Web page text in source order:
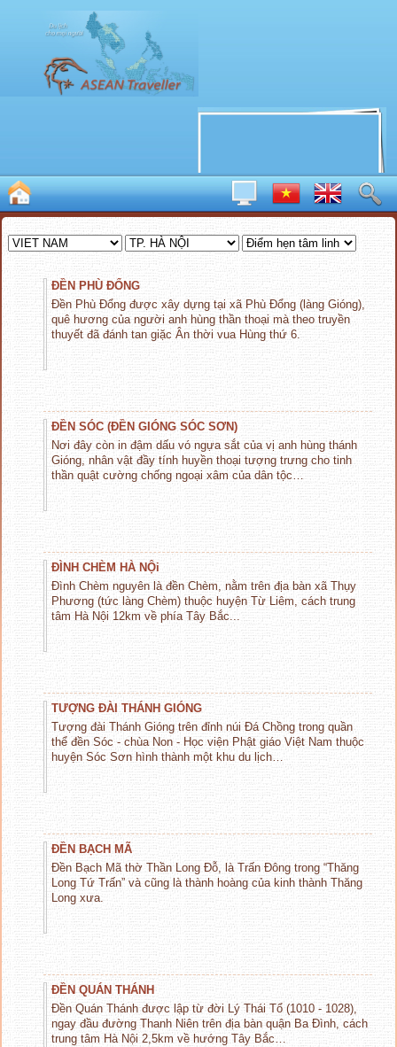
ĐỀN PHÙ ĐỔNG
Đền Phù Đổng được xây dựng tại xã Phù Đổng (làng Gióng),
quê hương của người anh hùng thần thoại mà theo truyền
thuyết đã đánh tan giặc Ân thời vua Hùng thứ 6.
ĐỀN SÓC (ĐỀN GIÓNG SÓC SƠN)
Nơi đây còn in đậm dấu vó ngựa sắt của vị anh hùng thánh
Gióng, nhân vật đầy tính huyền thoại tượng trưng cho tinh
thần quật cường chống ngoại xâm của dân tộc…
ĐÌNH CHÈM HÀ NỘi
Đình Chèm nguyên là đền Chèm, nằm trên địa bàn xã Thụy
Phương (tức làng Chèm) thuộc huyện Từ Liêm, cách trung
tâm Hà Nội 12km về phía Tây Bắc...
TƯỢNG ĐÀI THÁNH GIÓNG
Tượng đài Thánh Gióng trên đỉnh núi Đá Chồng trong quần
thể đền Sóc - chùa Non - Học viện Phật giáo Việt Nam thuộc
huyện Sóc Sơn hình thành một khu du lịch…
ĐỀN BẠCH MÃ
Đền Bạch Mã thờ Thần Long Đỗ, là Trấn Đông trong “Thăng
Long Tứ Trấn” và cũng là thành hoàng của kinh thành Thăng
Long xưa.
ĐỀN QUÁN THÁNH
Đền Quán Thánh được lập từ đời Lý Thái Tổ (1010 - 1028),
ngay đầu đường Thanh Niên trên địa bàn quận Ba Đình, cách
trung tâm Hà Nội 2,5km về hướng Tây Bắc…